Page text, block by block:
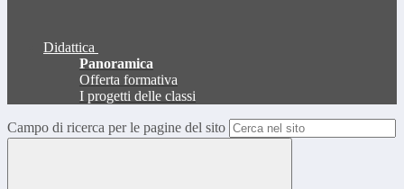
Didattica
Panoramica
Offerta formativa
I progetti delle classi
Campo di ricerca per le pagine del sito